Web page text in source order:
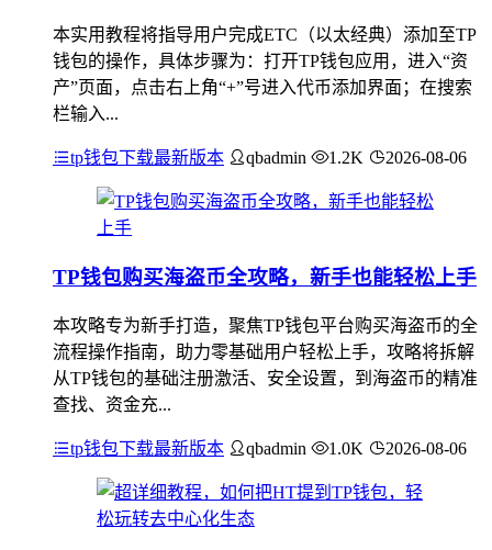
本实用教程将指导用户完成ETC（以太经典）添加至TP
钱包的操作，具体步骤为：打开TP钱包应用，进入“资
产”页面，点击右上角“+”号进入代币添加界面；在搜索
栏输入...
tp钱包下载最新版本 qbadmin 1.2K 2026-08-06
TP钱包购买海盗币全攻略，新手也能轻松上手
本攻略专为新手打造，聚焦TP钱包平台购买海盗币的全
流程操作指南，助力零基础用户轻松上手，攻略将拆解
从TP钱包的基础注册激活、安全设置，到海盗币的精准
查找、资金充...
tp钱包下载最新版本 qbadmin 1.0K 2026-08-06